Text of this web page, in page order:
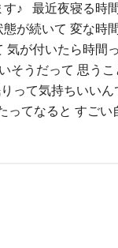
♪ 最近夜寝る時
態が続いて 変な
気が付いたら時間
そうだって 思う
って気持ちいい
てなると すご